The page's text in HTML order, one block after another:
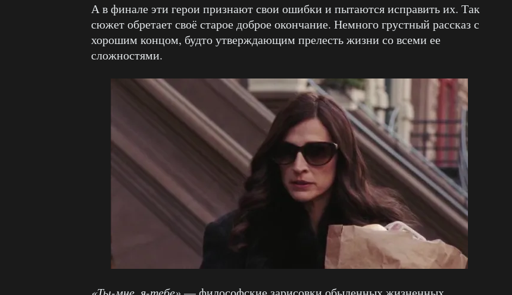
А в финале эти герои признают свои ошибки и пытаются исправить их. Так
сюжет обретает своё старое доброе окончание. Немного грустный рассказ с
хорошим концом, будто утверждающим прелесть жизни со всеми ее
сложностями.